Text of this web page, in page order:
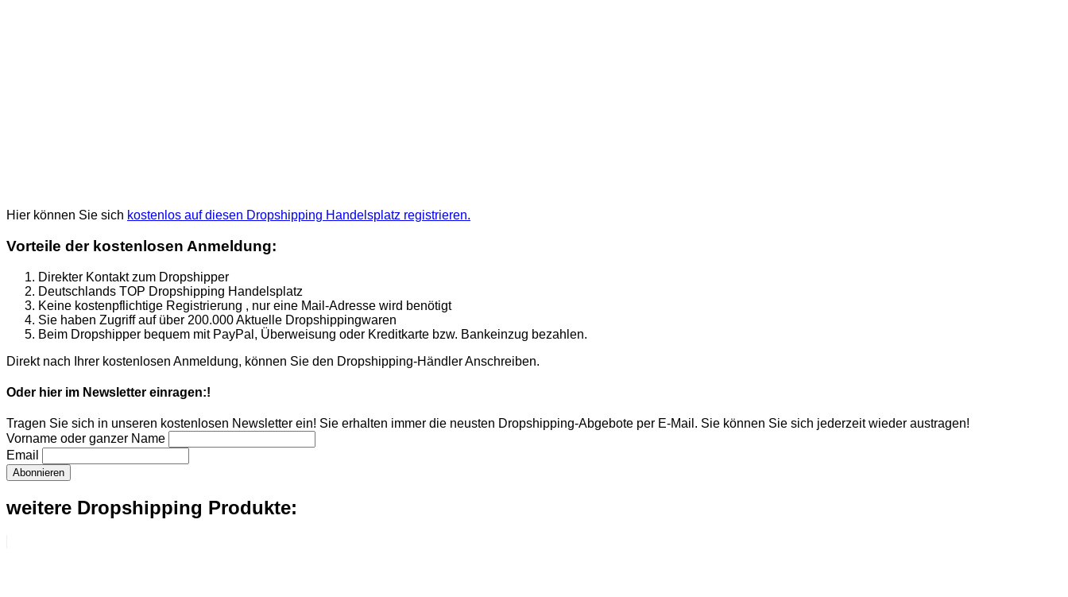
Hier können Sie sich kostenlos auf diesen Dropshipping Handelsplatz registrieren.
Vorteile der kostenlosen Anmeldung:
Direkter Kontakt zum Dropshipper
Deutschlands TOP Dropshipping Handelsplatz
Keine kostenpflichtige Registrierung , nur eine Mail-Adresse wird benötigt
Sie haben Zugriff auf über 200.000 Aktuelle Dropshippingwaren
Beim Dropshipper bequem mit PayPal, Überweisung oder Kreditkarte bzw. Bankeinzug bezahlen.
Direkt nach Ihrer kostenlosen Anmeldung, können Sie den Dropshipping-Händler Anschreiben.
Oder hier im Newsletter einragen:!
Tragen Sie sich in unseren kostenlosen Newsletter ein! Sie erhalten immer die neusten Dropshipping-Abgebote per E-Mail. Sie können Sie sich jederzeit wieder austragen!
Vorname oder ganzer Name
Email
weitere Dropshipping Produkte: